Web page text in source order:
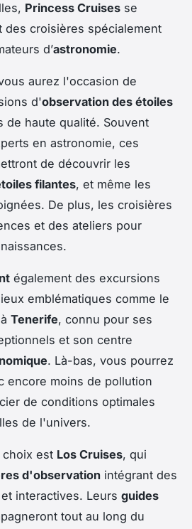
Princess Cruises se
des croisières spécialement
d’astronomie.
aurez l'occasion de
d'observation des étoiles
de haute qualité. Souvent
en astronomie, ces
de découvrir les
filantes, et même les
De plus, les croisières
et des ateliers pour
également des excursions
emblématiques comme le
à Tenerife, connu pour ses
et son centre
. Là-bas, vous pourrez
encore moins de pollution
de conditions optimales
de l'univers.
choix est Los Cruises, qui
d'observation intégrant des
interactives. Leurs guides
tout au long du